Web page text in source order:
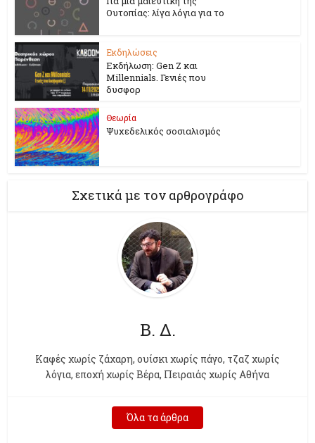
Ουτοπίας: λίγα λόγια για το
Εκδηλώσεις
Εκδήλωση: Gen Z και
Millennials. Γενιές που
δυσφορ
Θεωρία
Ψυχεδελικός σοσιαλισμός
Σχετικά με τον αρθρογράφο
Β. Δ.
Kαφές χωρίς ζάχαρη, ουίσκι χωρίς πάγο, τζαζ χωρίς
λόγια, εποχή χωρίς Βέρα, Πειραιάς χωρίς Αθήνα
Όλα τα άρθρα